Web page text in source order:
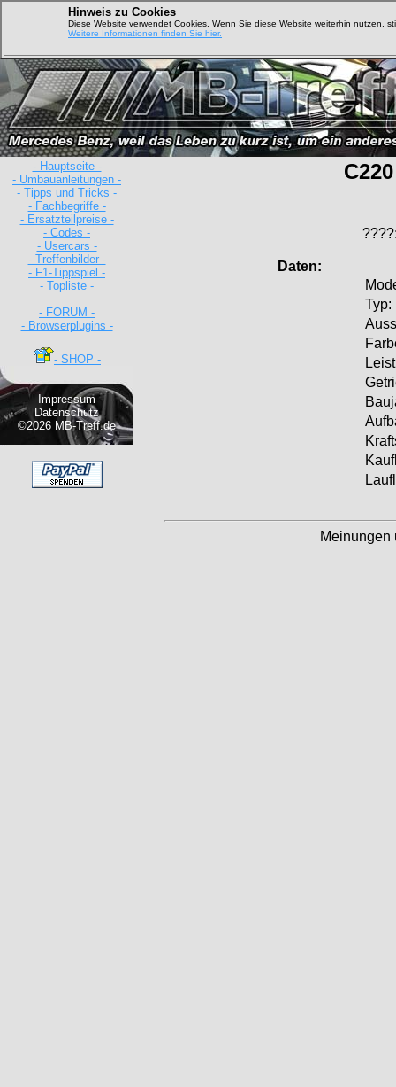
Hinweis zu Cookies
Diese Website verwendet Cookies. Wenn Sie diese Website weiterhin nutzen,
Weitere Informationen finden Sie hier.
- Hauptseite -
- Umbauanleitungen -
- Tipps und Tricks -
- Fachbegriffe -
- Ersatzteilpreise -
- Codes -
- Usercars -
- Treffenbilder -
- F1-Tippspiel -
- Topliste -
- FORUM -
- Browserplugins -
- SHOP -
Impressum
Datenschutz
©2026 MB-Treff.de
Daten:
Typ:
Meinungen